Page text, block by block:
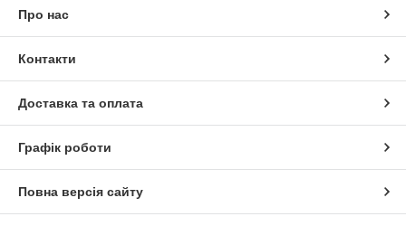
Про нас
Контакти
Доставка та оплата
Графік роботи
Повна версія сайту